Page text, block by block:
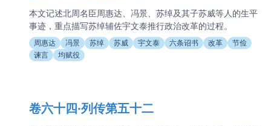
本文记述北周名臣周惠达、冯景、苏绰及其子苏威等人的生平
事迹，重点描写苏绰辅佐宇文泰推行政治改革的过程。
周惠达 冯景 苏绰 苏威 宇文泰 六条诏书 改革
节俭
谏言
均赋役
卷六十四·列传第五十二